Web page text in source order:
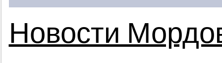
Новости